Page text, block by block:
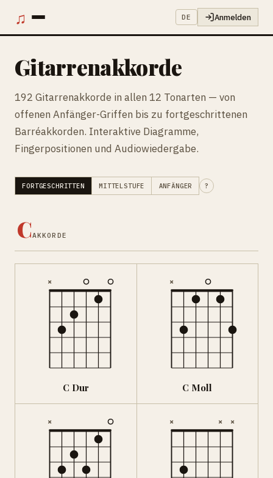
♫ DE Anmelden
Gitarrenakkorde
192 Gitarrenakkorde in allen 12 Tonarten — von
offenen Anfänger-Griffen bis zu fortgeschrittenen
Barréakkorden. Interaktive Diagramme,
Fingerpositionen und Audiowiedergabe.
FORTGESCHRITTEN MITTELSTUFE ANFÄNGER ?
CAKKORDE
×
C Dur
×
C Moll
× × × ×